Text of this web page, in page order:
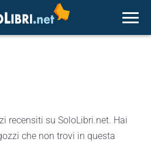
recensiti su SoloLibri.net. Hai
che non trovi in questa